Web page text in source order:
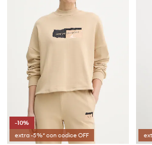
-10%
extra -5%* con codice OFF